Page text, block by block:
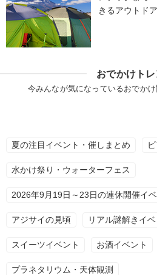
きるアウトド
おでかけト
今みんなが気になっているおでか
夏の注目イベント・催しまとめ
水かけ祭り・ウォーターフェス
2026年9月19日～23日の連休開催イ
アジサイの見頃 リアル謎解きイベ
スイーツイベント お酒イベント
プラネタリウム・天体観測